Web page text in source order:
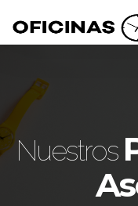
Nuestros